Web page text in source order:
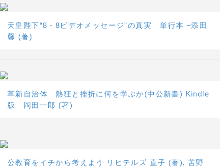
天皇陛下“8・8ビデオメッセージ”の真実 単行本 –添田
馨 (著)
革新自治体 熱狂と挫折に何を学ぶか(中公新書) Kindle
版 岡田一郎 (著)
公教育をイチから考えよう リヒテルズ 直子 (著), 苫野